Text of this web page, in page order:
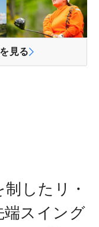
見る
したリ・
スイング